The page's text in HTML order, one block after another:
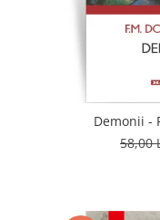
Demonii -
58,00